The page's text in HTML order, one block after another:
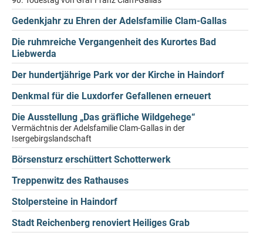
Gedenkjahr zu Ehren der Adelsfamilie Clam-Gallas
Die ruhmreiche Vergangenheit des Kurortes Bad
Liebwerda
Der hundertjährige Park vor der Kirche in Haindorf
Denkmal für die Luxdorfer Gefallenen erneuert
Die Ausstellung „Das gräfliche Wildgehege“
Vermächtnis der Adelsfamilie Clam-Gallas in der
Isergebirgslandschaft
Börsensturz erschüttert Schotterwerk
Treppenwitz des Rathauses
Stolpersteine in Haindorf
Stadt Reichenberg renoviert Heiliges Grab